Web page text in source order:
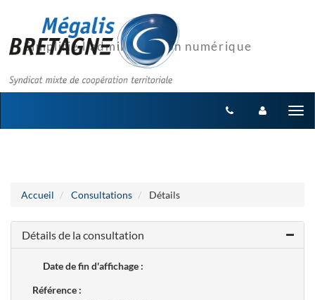
Accueil Consultations Détails
Détails de la consultation
Date de fin d'affichage :
Référence :